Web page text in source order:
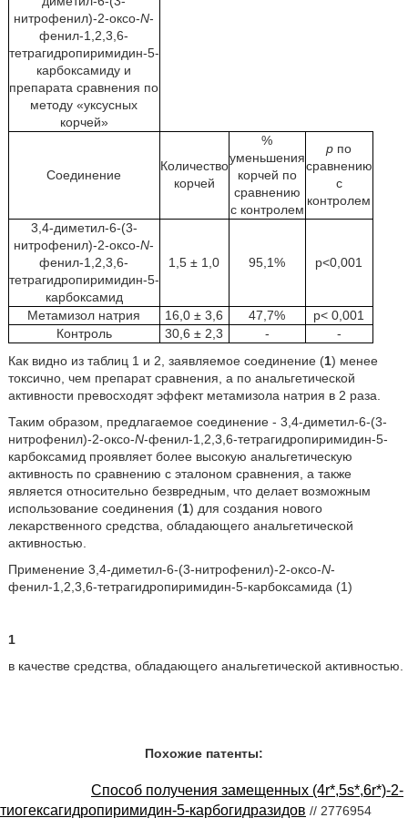
нитрофенил)-2-оксо-N-
фенил-1,2,3,6-
тетрагидропиримидин-5-
карбоксамиду и
препарата сравнения по
методу «уксусных
корчей»
Соединение
Количество
корчей
%
уменьшения
корчей по
сравнению
с контролем
р по
сравнению
с
контролем
3,4-диметил-6-(3-
нитрофенил)-2-оксо-N-
фенил-1,2,3,6-
тетрагидропиримидин-5-
карбоксамид
1,5 ± 1,0 95,1% p<0,001
Метамизол натрия 16,0 ± 3,6 47,7%
р< 0,001
Контроль
30,6 ± 2,3 -
-
Как видно из таблиц 1 и 2, заявляемое соединение (1) менее
токсично, чем препарат сравнения, а по анальгетической
активности превосходят эффект метамизола натрия в 2 раза.
Таким образом, предлагаемое соединение - 3,4-диметил-6-(3-
нитрофенил)-2-оксо-N-фенил-1,2,3,6-тетрагидропиримидин-5-
карбоксамид проявляет более высокую анальгетическую
активность по сравнению с эталоном сравнения, а также
является относительно безвредным, что делает возможным
использование соединения (1) для создания нового
лекарственного средства, обладающего анальгетической
активностью.
Применение 3,4-диметил-6-(3-нитрофенил)-2-оксо-N-
фенил-1,2,3,6-тетрагидропиримидин-5-карбоксамида (1)
1
в качестве средства, обладающего анальгетической активностью.
Похожие патенты:
Способ получения замещенных (4r*,5s*,6r*)-2-
тиогексагидропиримидин-5-карбогидразидов // 2776954